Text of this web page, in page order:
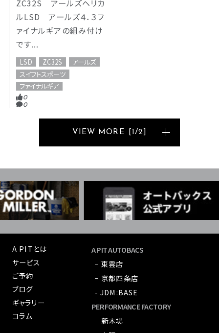
ZC32S アールズヘリカ
ルLSD アールズ４．３フ
ァイナルギアの組み付け
です...
LSD ZC32S
アールズ
スイフトスポーツ
ファイナルギア
0
0
VIEW MORE 1 /2
A PITとは
サービス
ご予約
ブログ
ギャラリー
コラム
A PIT AUTOBACS
− 東雲店
− 京都四条店
- JDM:BASE
PERFORMANCE FACTORY
− 新木場